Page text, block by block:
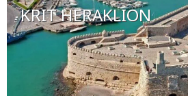
KRIT HERAKLION